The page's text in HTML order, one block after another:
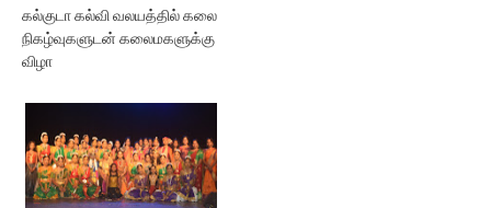
கல்குடா கல்வி வலயத்தில் கலை
நிகழ்வுகளுடன் கலைமகளுக்கு
விழா